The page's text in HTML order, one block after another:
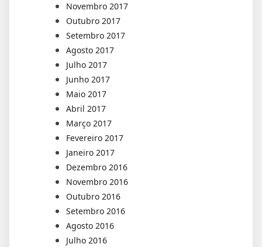
Novembro 2017
Outubro 2017
Setembro 2017
Agosto 2017
Julho 2017
Junho 2017
Maio 2017
Abril 2017
Março 2017
Fevereiro 2017
Janeiro 2017
Dezembro 2016
Novembro 2016
Outubro 2016
Setembro 2016
Agosto 2016
Julho 2016